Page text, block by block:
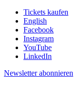
Tickets kaufen
English
Facebook
Instagram
YouTube
LinkedIn
Newsletter abonnieren